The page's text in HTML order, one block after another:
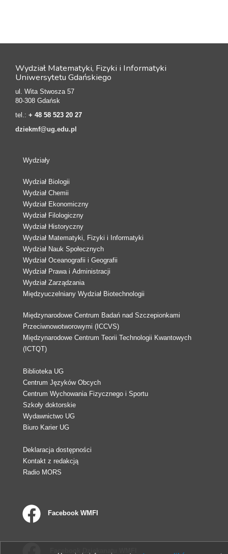
Wydział Matematyki, Fizyki i Informatyki
Uniwersytetu Gdańskiego
ul. Wita Stwosza 57
80-308 Gdańsk
tel.: + 48 58 523 20 27
dziekmf@ug.edu.pl
Wydziały
Wydział Biologii
Wydział Chemii
Wydział Ekonomiczny
Wydział Filologiczny
Wydział Historyczny
Wydział Matematyki, Fizyki i Informatyki
Wydział Nauk Społecznych
Wydział Oceanografii i Geografii
Wydział Prawa i Administracji
Wydział Zarządzania
Międzyuczelniany Wydział Biotechnologii
Międzynarodowe Centrum Badań nad Szczepionkami
Przeciwnowotworowymi (ICCVS)
Międzynarodowe Centrum Teorii Technologii Kwantowych
(ICTQT)
Biblioteka UG
Centrum Języków Obcych
Centrum Wychowania Fizycznego i Sportu
Szkoły doktorskie
Wydawnictwo UG
Biuro Karier UG
Deklaracja dostępności
Kontakt z redakcją
Radio MORS
Facebook WMFI